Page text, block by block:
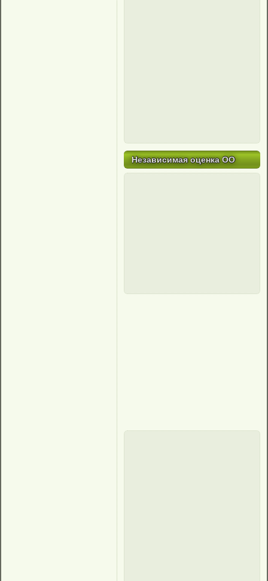
Независимая оценка ОО